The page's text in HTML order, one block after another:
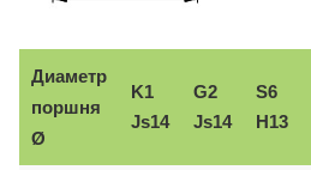
Диаметр
поршня
Ø
K1
Js14
G2
Js14
S6
H13